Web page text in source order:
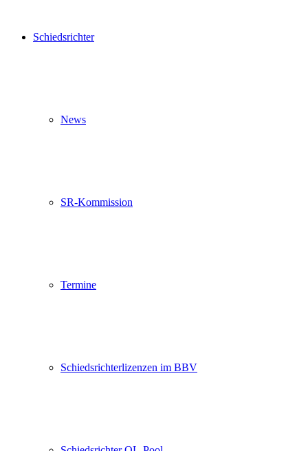
Schiedsrichter
News
SR-Kommission
Termine
Schiedsrichterlizenzen im BBV